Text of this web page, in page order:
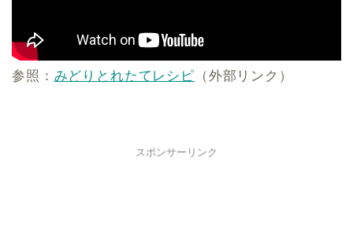
参照： みどりとれたてレシピ （外部リンク）
スポンサーリンク